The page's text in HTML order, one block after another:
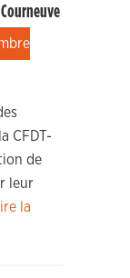
CFDT-
de
leur
la